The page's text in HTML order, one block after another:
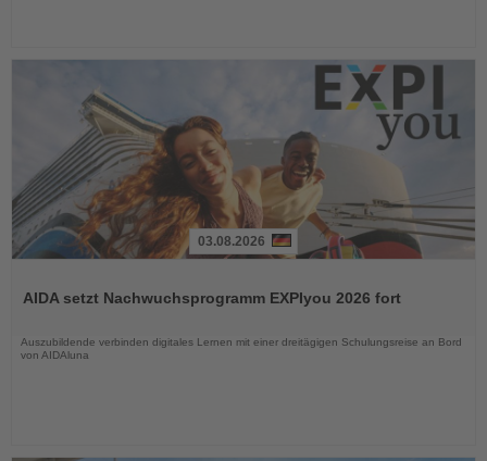
die
03.08.2026
AIDA setzt Nachwuchsprogramm EXPIyou 2026 fort
Auszubildende verbinden digitales Lernen mit einer dreitägigen Schulungsreise an Bord
von AIDAluna